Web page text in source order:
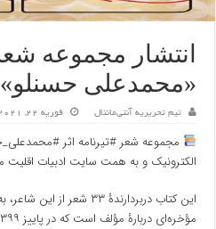
انتشار مجموعه
«محمدعلی حسنلو»
تیم تحریریه آنتی‌مانتال فوریه 22, 2021
مجموعه شعر #تیرنامه اثر
الکترونیک و به همت سایت ادبیات اقلیت
این کتاب دربردارندۀ ۳۳
مؤخره‌ای دربارۀ مؤلف است که در پاییز ۱۳۹۹ در ۹۳ صفحه منتشر شده است.